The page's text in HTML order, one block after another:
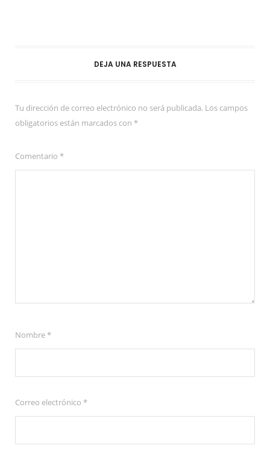
DEJA UNA RESPUESTA
Tu dirección de correo electrónico no será publicada. Los campos
obligatorios están marcados con *
Comentario *
Nombre*
Correo electrónico *